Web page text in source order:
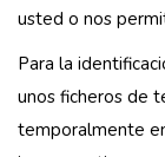
usted o nos
Para la
unos ficheros de
temporalmente